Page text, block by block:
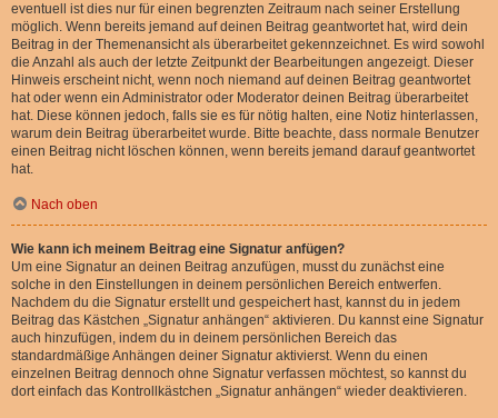
eventuell ist dies nur für einen begrenzten Zeitraum nach seiner Erstellung
möglich. Wenn bereits jemand auf deinen Beitrag geantwortet hat, wird dein
Beitrag in der Themenansicht als überarbeitet gekennzeichnet. Es wird sowohl
die Anzahl als auch der letzte Zeitpunkt der Bearbeitungen angezeigt. Dieser
Hinweis erscheint nicht, wenn noch niemand auf deinen Beitrag geantwortet
hat oder wenn ein Administrator oder Moderator deinen Beitrag überarbeitet
hat. Diese können jedoch, falls sie es für nötig halten, eine Notiz hinterlassen,
warum dein Beitrag überarbeitet wurde. Bitte beachte, dass normale Benutzer
einen Beitrag nicht löschen können, wenn bereits jemand darauf geantwortet
hat.
Nach oben
Wie kann ich meinem Beitrag eine Signatur anfügen?
Um eine Signatur an deinen Beitrag anzufügen, musst du zunächst eine
solche in den Einstellungen in deinem persönlichen Bereich entwerfen.
Nachdem du die Signatur erstellt und gespeichert hast, kannst du in jedem
Beitrag das Kästchen „Signatur anhängen“ aktivieren. Du kannst eine Signatur
auch hinzufügen, indem du in deinem persönlichen Bereich das
standardmäßige Anhängen deiner Signatur aktivierst. Wenn du einen
einzelnen Beitrag dennoch ohne Signatur verfassen möchtest, so kannst du
dort einfach das Kontrollkästchen „Signatur anhängen“ wieder deaktivieren.